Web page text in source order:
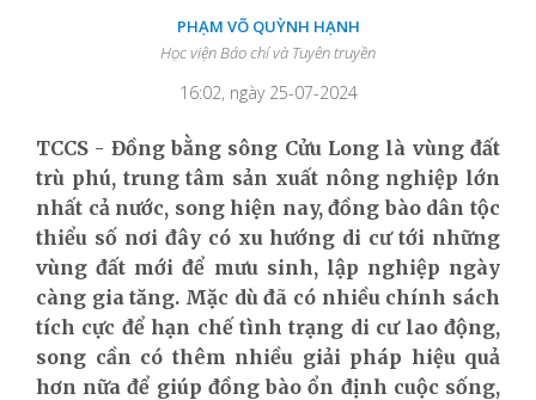
PHẠM VÕ QUỲNH HẠNH
Học viện Báo chí và Tuyên truyền
16:02, ngày 25-07-2024
TCCS - Đồng bằng sông Cửu Long là vùng đất
trù phú, trung tâm sản xuất nông nghiệp lớn
nhất cả nước, song hiện nay, đồng bào dân tộc
thiểu số nơi đây có xu hướng di cư tới những
vùng đất mới để mưu sinh, lập nghiệp ngày
càng gia tăng. Mặc dù đã có nhiều chính sách
tích cực để hạn chế tình trạng di cư lao động,
song cần có thêm nhiều giải pháp hiệu quả
hơn nữa để giúp đồng bào ổn định cuộc sống,